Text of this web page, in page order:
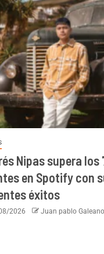
Nipas supera los
en Spotify con
éxitos
2026 Juan pablo Galeano